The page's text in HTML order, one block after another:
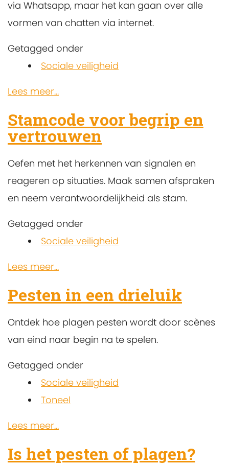
via Whatsapp, maar het kan gaan over alle
vormen van chatten via internet.
Getagged onder
Sociale veiligheid
Lees meer...
Stamcode voor begrip en
vertrouwen
Oefen met het herkennen van signalen en
reageren op situaties. Maak samen afspraken
en neem verantwoordelijkheid als stam.
Getagged onder
Sociale veiligheid
Lees meer...
Pesten in een drieluik
Ontdek hoe plagen pesten wordt door scènes
van eind naar begin na te spelen.
Getagged onder
Sociale veiligheid
Toneel
Lees meer...
Is het pesten of plagen?